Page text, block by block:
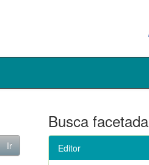
Busca facetada
Editor